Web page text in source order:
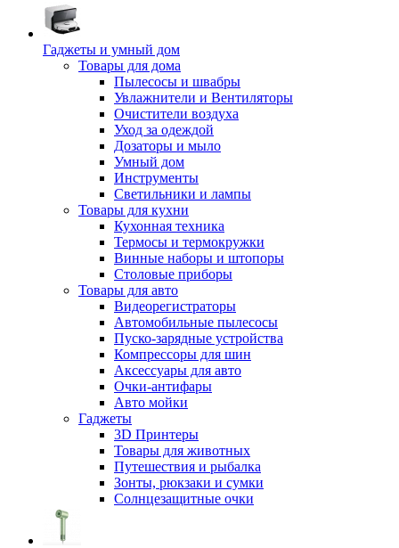
Гаджеты и умный дом
Товары для дома
Пылесосы и швабры
Увлажнители и Вентиляторы
Очистители воздуха
Уход за одеждой
Дозаторы и мыло
Умный дом
Инструменты
Светильники и лампы
Товары для кухни
Кухонная техника
Термосы и термокружки
Винные наборы и штопоры
Столовые приборы
Товары для авто
Видеорегистраторы
Автомобильные пылесосы
Пуско-зарядные устройства
Компрессоры для шин
Аксессуары для авто
Очки-антифары
Авто мойки
Гаджеты
3D Принтеры
Товары для животных
Путешествия и рыбалка
Зонты, рюкзаки и сумки
Солнцезащитные очки